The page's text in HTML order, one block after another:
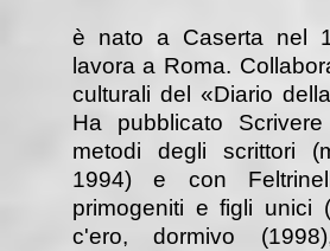
è nato a Caserta nel
lavora a Roma.
culturali del «Diario
Ha pubblicato
metodi degli scrittori
1994) e con
primogeniti e figli unici
c'ero, dormivo